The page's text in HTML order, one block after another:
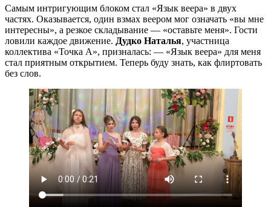
Самым интригующим блоком стал «Язык веера» в двух
частях. Оказывается, один взмах веером мог означать «вы мне
интересны», а резкое складывание — «оставьте меня». Гости
ловили каждое движение. Дудко Наталья, участница
коллектива «Точка А», призналась: — «Язык веера» для меня
стал приятным открытием. Теперь буду знать, как флиртовать
без слов.